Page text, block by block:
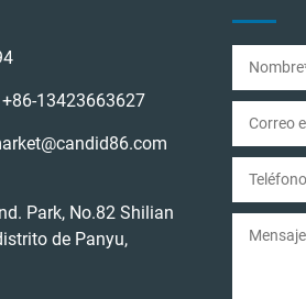
+86-13423663627
Park, No.82 Shilian
de Panyu,